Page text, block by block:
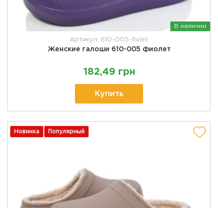
В наличии
Артикул: 610-005-fiolet
Женские галоши 610-005 фиолет
182,49 грн
Купить
Новинка Популярный